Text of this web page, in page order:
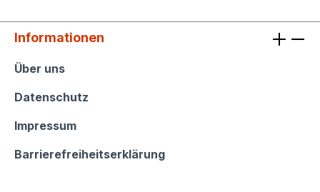
Informationen
Informationen
Über uns
Datenschutz
Impressum
Barrierefreiheitserklärung